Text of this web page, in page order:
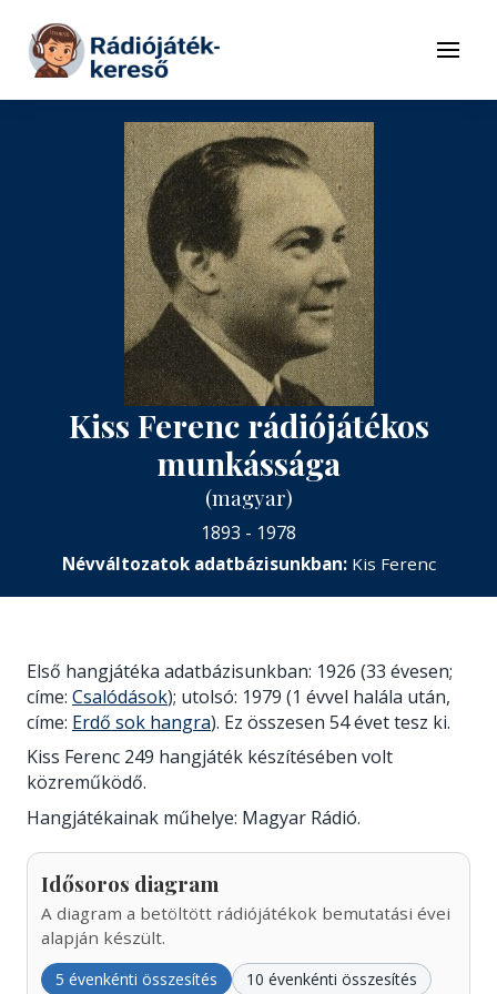
Tovább a tartalomhoz
Menü
Kiss Ferenc rádiójátékos
munkássága
(magyar)
1893 - 1978
Névváltozatok adatbázisunkban: Kis Ferenc
Első hangjátéka adatbázisunkban: 1926 (33 évesen;
címe: Csalódások); utolsó: 1979 (1 évvel halála után,
címe: Erdő sok hangra). Ez összesen 54 évet tesz ki.
Kiss Ferenc 249 hangjáték készítésében volt
közreműködő.
Hangjátékainak műhelye: Magyar Rádió.
Idősoros diagram
A diagram a betöltött rádiójátékok bemutatási évei
alapján készült.
5 évenkénti összesítés 10 évenkénti összesítés